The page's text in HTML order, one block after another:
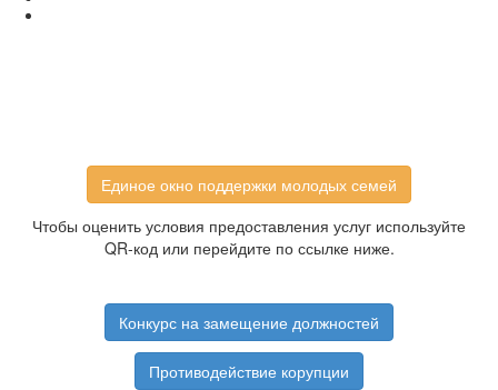
Единое окно поддержки молодых семей
Чтобы оценить условия предоставления услуг используйте
QR-код или перейдите по ссылке ниже.
Конкурс на замещение должностей
Противодействие корупции